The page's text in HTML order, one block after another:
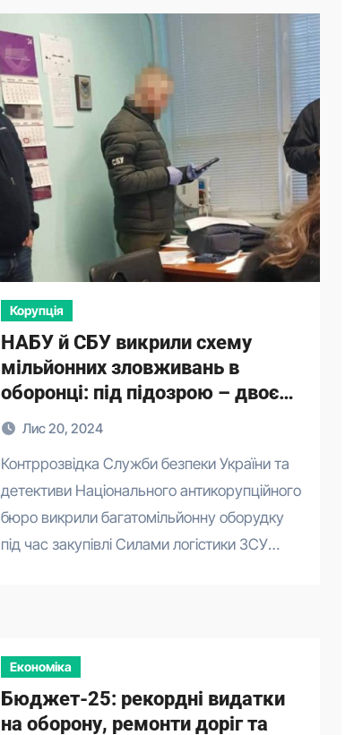
Корупція
НАБУ й СБУ викрили схему
мільйонних зловживань в
оборонці: під підозрою – двоє
посадовців Сил логістики
Лис 20, 2024
Контррозвідка Служби безпеки України та
детективи Національного антикорупційного
бюро викрили багатомільйонну оборудку
під час закупівлі Силами логістики ЗСУ…
Економіка
Бюджет-25: рекордні видатки
на оборону, ремонти доріг та